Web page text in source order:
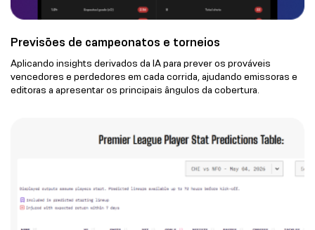
Previsões de campeonatos e torneios
Aplicando insights derivados da IA para prever os prováveis
vencedores e perdedores em cada corrida, ajudando emissoras e
editoras a apresentar os principais ângulos da cobertura.